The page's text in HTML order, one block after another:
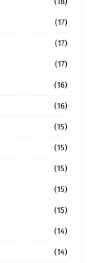
(17)
(17)
(17)
(16)
(16)
(15)
(15)
(15)
(15)
(15)
(14)
(14)